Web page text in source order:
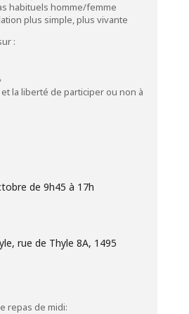
habituels homme/femme
plus simple, plus vivante
:
la liberté de participer ou non à
de 9h45 à 17h
rue de Thyle 8A, 1495
repas de midi: